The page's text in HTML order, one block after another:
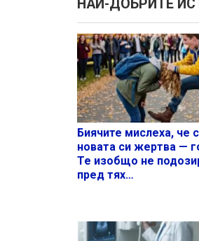
НАЙ-ДОБРИТЕ
Биячите мислеха, че
новата си жертва —
Те изобщо не
пред тях…